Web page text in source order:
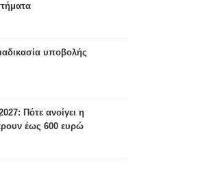
υποβολής
Πότε ανοίγει η
έως 600 ευρώ